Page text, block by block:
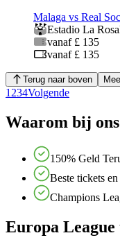
Malaga vs Real
Estadio La
vanaf £ 135
vanaf £ 135
Terug naar boven
1 234Volgende
Waarom bij
150% Geld
Beste tickets
Champions
Europa League